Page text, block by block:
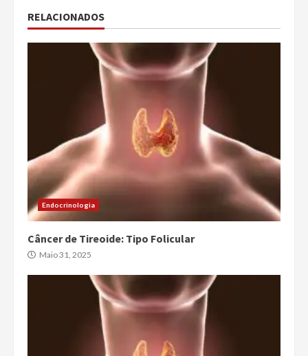
RELACIONADOS
Endocrinologia
Câncer de Tireoide: Tipo Folicular
Maio 31, 2025